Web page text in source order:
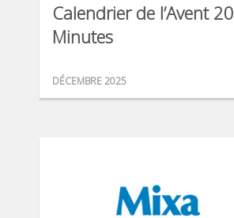
Calendrier de l’Avent 20
Minutes
DÉCEMBRE 2025